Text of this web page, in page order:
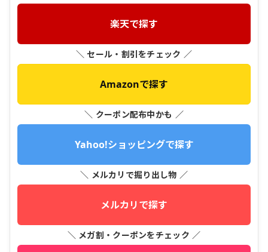
楽天で探す
＼ セール・割引をチェック ／
Amazonで探す
＼ クーポン配布中かも ／
Yahoo!ショッピングで探す
＼ メルカリで掘り出し物 ／
メルカリで探す
＼ メガ割・クーポンをチェック ／